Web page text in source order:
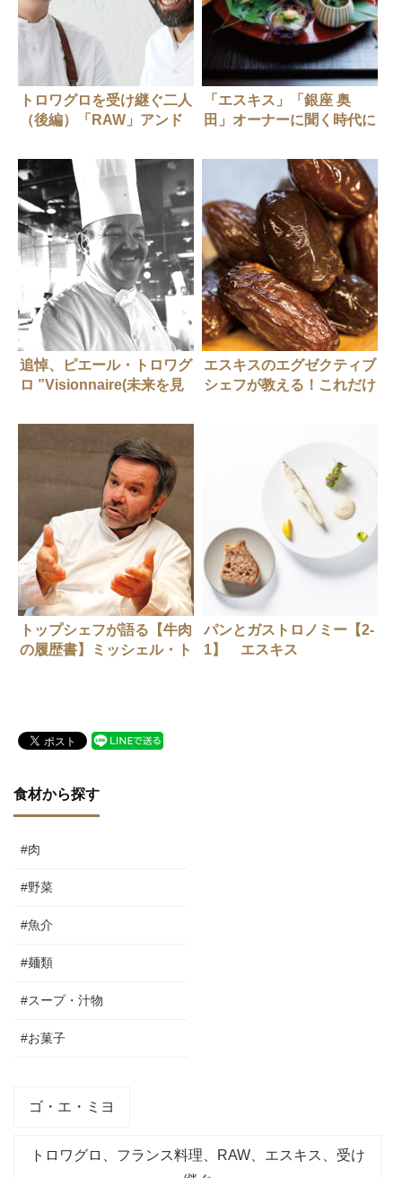
トロワグロを受け継ぐ二人
（後編）「RAW」アンド
リオネル・ベカ、17年ぶり
の「散歩」
「エスキス」「銀座 奥
田」オーナーに聞く時代に
ジメント
追悼、ピエール・トロワグ
ロ ”Visionnaire(未来を見
フランス料理と日本に残し
エスキスのエグゼクティブ
シェフが教える！これだけ
トップシェフが語る【牛肉
の履歴書】ミッシェル・ト
パンとガストロノミー【2-
1】 エスキス
食材から探す
#肉
#野菜
#魚介
#麺類
#スープ・汁物
#お菓子
ゴ・エ・ミヨ
トロワグロ、フランス料理、RAW、エスキス、受け